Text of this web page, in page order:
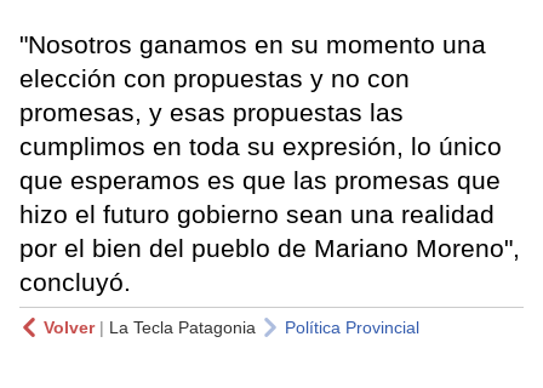
"Nosotros ganamos en su momento una
elección con propuestas y no con
promesas, y esas propuestas las
cumplimos en toda su expresión, lo único
que esperamos es que las promesas que
hizo el futuro gobierno sean una realidad
por el bien del pueblo de Mariano Moreno",
concluyó.
Volver| La Tecla Patagonia Política Provincial